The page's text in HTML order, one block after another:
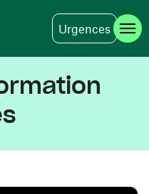
Urgences